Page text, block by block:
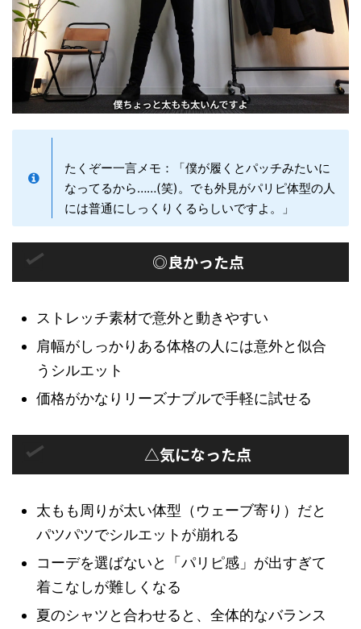
たくぞー一言メモ：「僕が履くとパッチみたいに
なってるから……(笑)。でも外見がパリピ体型の人
には普通にしっくりくるらしいですよ。」
◎良かった点
ストレッチ素材で意外と動きやすい
肩幅がしっかりある体格の人には意外と似合
うシルエット
価格がかなりリーズナブルで手軽に試せる
△気になった点
太もも周りが太い体型（ウェーブ寄り）だと
パツパツでシルエットが崩れる
コーデを選ばないと「パリピ感」が出すぎて
着こなしが難しくなる
夏のシャツと合わせると、全体的なバランス